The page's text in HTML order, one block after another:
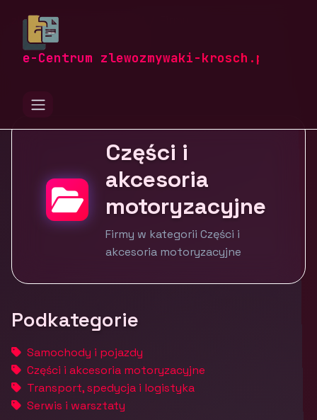
e-Centrum zlewozmywaki-krosch.pl
zlewozmywaki-krosch.pl
Motoryzacja i transport
Części i akcesoria motoryzacyjne
Części i
akcesoria
motoryzacyjne
Firmy w kategorii Części i
akcesoria motoryzacyjne
Podkategorie
Samochody i pojazdy
Części i akcesoria motoryzacyjne
Transport, spedycja i logistyka
Serwis i warsztaty